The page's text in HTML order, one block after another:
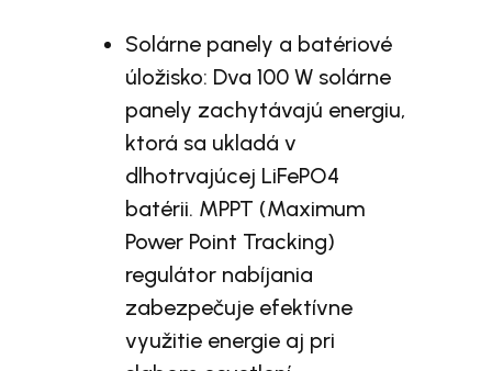
Solárne panely a batériové
úložisko: Dva 100 W solárne
panely zachytávajú energiu,
ktorá sa ukladá v
dlhotrvajúcej LiFePO4
batérii. MPPT (Maximum
Power Point Tracking)
regulátor nabíjania
zabezpečuje efektívne
využitie energie aj pri